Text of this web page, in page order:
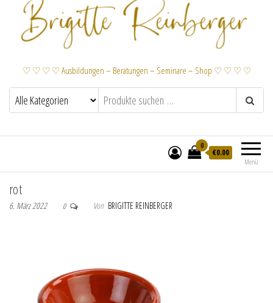
♡ ♡ ♡ ♡ Ausbildungen – Beratungen – Seminare – Shop ♡ ♡ ♡ ♡
Menü
0
€0.00
rot
6. März 2022 0 Von BRIGITTE REINBERGER